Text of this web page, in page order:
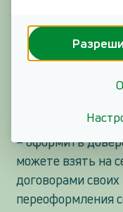
Если ваш
знакомый по-
электронную
переходить на
– оформить
можете взять на
договорами
переоформления